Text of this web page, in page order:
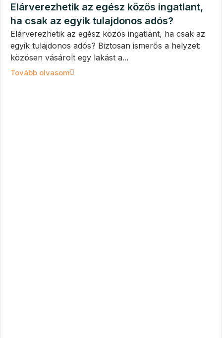
Elárverezhetik az egész közös ingatlant,
ha csak az egyik tulajdonos adós?
Elárverezhetik az egész közös ingatlant, ha csak az
egyik tulajdonos adós? Biztosan ismerős a helyzet:
közösen vásárolt egy lakást a...
Tovább olvasom